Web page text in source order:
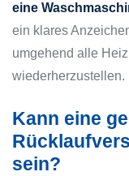
eine
ein klares
umgehend alle
wiederherzustellen.
Kann eine
sein?